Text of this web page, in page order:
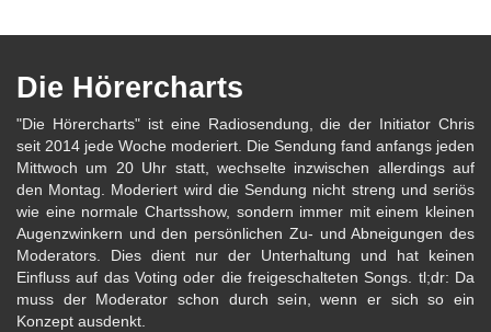
Die Hörercharts
"Die Hörercharts" ist eine Radiosendung, die der Initiator Chris
seit 2014 jede Woche moderiert. Die Sendung fand anfangs jeden
Mittwoch um 20 Uhr statt, wechselte inzwischen allerdings auf
den Montag. Moderiert wird die Sendung nicht streng und seriös
wie eine normale Chartsshow, sondern immer mit einem kleinen
Augenzwinkern und den persönlichen Zu- und Abneigungen des
Moderators. Dies dient nur der Unterhaltung und hat keinen
Einfluss auf das Voting oder die freigeschalteten Songs. tl;dr: Da
muss der Moderator schon durch sein, wenn er sich so ein
Konzept ausdenkt.